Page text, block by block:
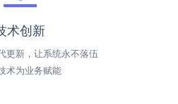
术创新
更新，让系统永不落伍
术为业务赋能